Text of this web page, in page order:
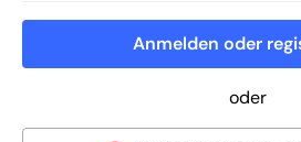
Anmelden oder
oder